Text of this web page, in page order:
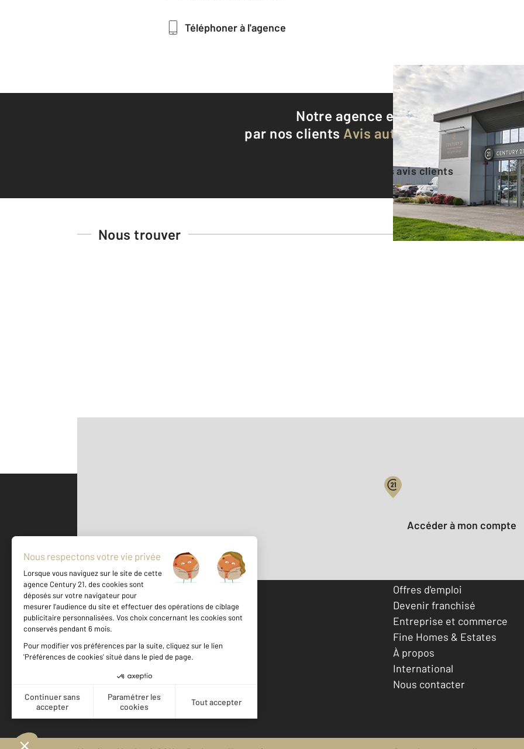
Téléphoner à l'agence
Notre agence est notée8,8/10
par nos clients Avis authentifiés par
Voir tous les avis clients
Nous trouver
500 m ©Mappy
Votre compte :
Accéder à mon compte
Votre agence est notée
Achat
Location
Offres d'emploi
Devenir franchisé
Entreprise et commerce
Fine Homes & Estates
À propos
International
Nous contacter